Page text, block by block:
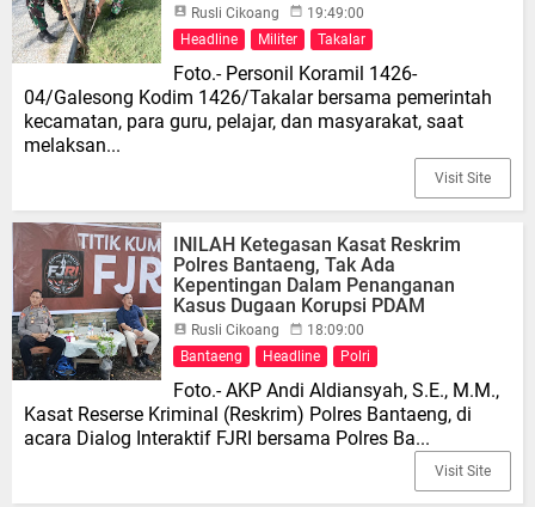
Rusli Cikoang
19:49:00
Headline
Militer Takalar
Foto.- Personil Koramil 1426-
04/Galesong Kodim 1426/Takalar bersama pemerintah
kecamatan, para guru, pelajar, dan masyarakat, saat
melaksan...
Visit Site
INILAH Ketegasan Kasat Reskrim
Polres Bantaeng, Tak Ada
Kepentingan Dalam Penanganan
Kasus Dugaan Korupsi PDAM
Rusli Cikoang
18:09:00
Bantaeng
Headline Polri
Foto.- AKP Andi Aldiansyah, S.E., M.M.,
Kasat Reserse Kriminal (Reskrim) Polres Bantaeng, di
acara Dialog Interaktif FJRI bersama Polres Ba...
Visit Site